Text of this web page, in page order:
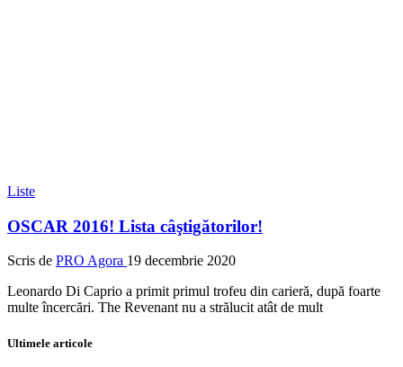
Liste
OSCAR 2016! Lista câştigătorilor!
Scris de PRO Agora 19 decembrie 2020
Leonardo Di Caprio a primit primul trofeu din carieră, după foarte
multe încercări. The Revenant nu a strălucit atât de mult
Ultimele articole